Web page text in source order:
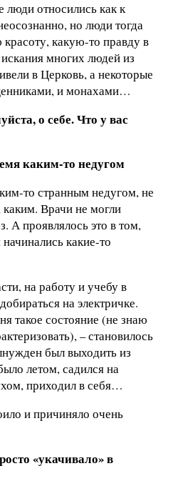
люди относились как к
но люди тогда
какую-то правду в
многих людей из
в Церковь, а некоторые
и монахами…
о себе. Что у вас
каким-то недугом
то странным недугом, не
Врачи не могли
А проявлялось это в том,
какие-то
на работу и учебу в
на электричке.
такое состояние (не знаю
– становилось
был выходить из
летом, садился на
приходил в себя…
и причиняло очень
«укачивало» в